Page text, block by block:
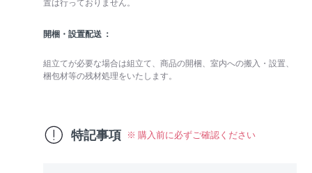
置は行っておりません。
開梱・設置配送
組立てが必要な場合は組立て、商品の開梱、室内への搬入・設置、
梱包材等の残材処理をいたします。
特記事項 ※ 購入前に必ずご確認ください